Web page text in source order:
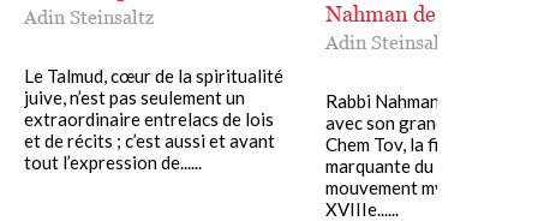
Adin Steinsaltz
Le Talmud, cœur de la spiritualité
juive, n’est pas seulement un
extraordinaire entrelacs de lois
et de récits ; c’est aussi et avant
tout l’expression de......
Nahman de Braslav
Adin Steinsaltz
Rabbi Nahman de Braslav
avec son grand-père le
Chem Tov, la figure la plus
marquante du hassidisme,
mouvement mystique juif
XVIIIe......